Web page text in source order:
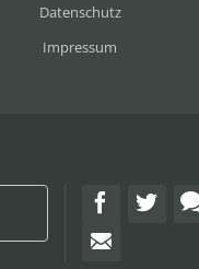
Datenschutz
Impressum